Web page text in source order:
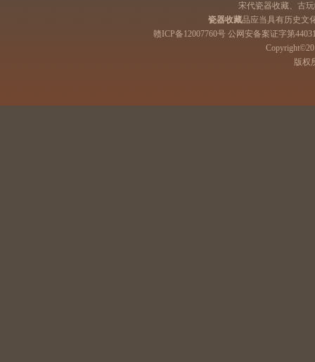
宋代瓷器收藏、古
瓷器收藏品应当具有历史文
赣ICP备12007760号 公网安备案证字第
版权